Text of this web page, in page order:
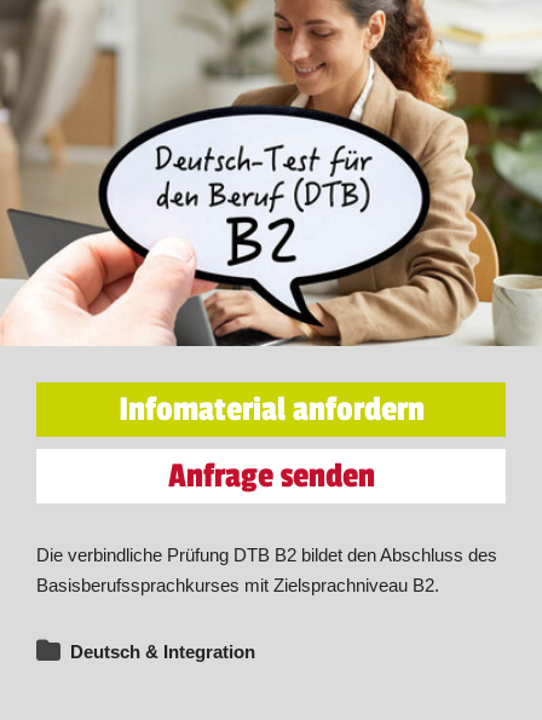
Infomaterial anfordern
Anfrage senden
Die verbindliche Prüfung DTB B2 bildet den Abschluss des
Basisberufssprachkurses mit Zielsprachniveau B2.
Deutsch & Integration